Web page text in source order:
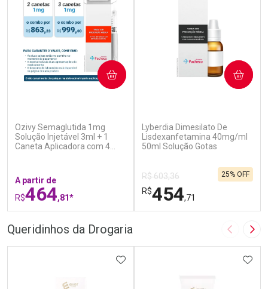
Ozivy Semaglutida 1mg
Solução Injetável 3ml + 1
Caneta Aplicadora com 4
A partir de
R$464,81*
COMPRAR
Lyberdia Dimesilato De
Lisdexanfetamina 40mg/ml
50ml Solução Gotas
R$ 603,36
R$454,71
25% OFF
COMPRAR
Queridinhos da Drogaria Imagem
ADICIONAR AOS FAVORITOS